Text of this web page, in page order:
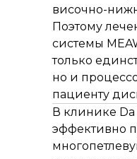
височно-
Поэтому
системы
только
но и
пациенту
В клинике
эффективно